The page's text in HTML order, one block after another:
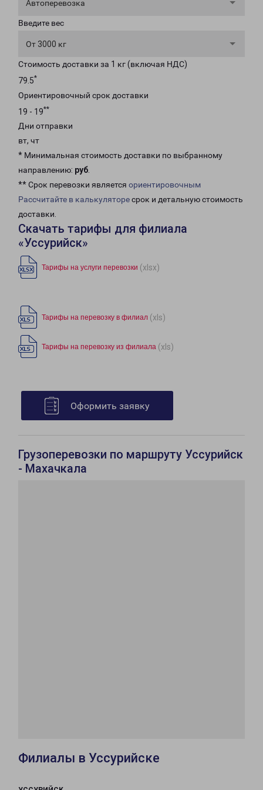
Автоперевозка
Введите вес
От 3000 кг
Стоимость доставки за 1 кг (включая НДС)
79.5*
Ориентировочный срок доставки
19 - 19**
Дни отправки
вт, чт
* Минимальная стоимость доставки по выбранному
направлению: руб.
** Срок перевозки является ориентировочным
Рассчитайте в калькуляторесрок и детальную стоимость
доставки.
Скачать тарифы для филиала
«Уссурийск»
Тарифы на услуги перевозки (xlsx)
Тарифы на перевозку в филиал (xls)
Тарифы на перевозку из филиала (xls)
Оформить заявку
Грузоперевозки по маршруту Уссурийск
- Махачкала
Филиалы в Уссурийске